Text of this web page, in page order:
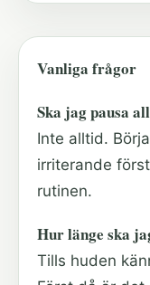
Vanliga frågor
Ska jag pausa
Inte alltid.
irriterande
rutinen.
Hur länge ska
Tills huden